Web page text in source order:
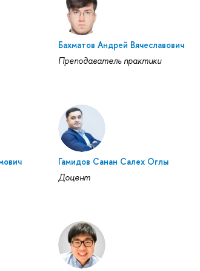
Бахматов Андрей Вячеславович
Преподаватель практики
Гамидов Санан Салех Оглы
Доцент